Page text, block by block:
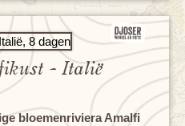
- Italië
bloemenriviera Amalfi